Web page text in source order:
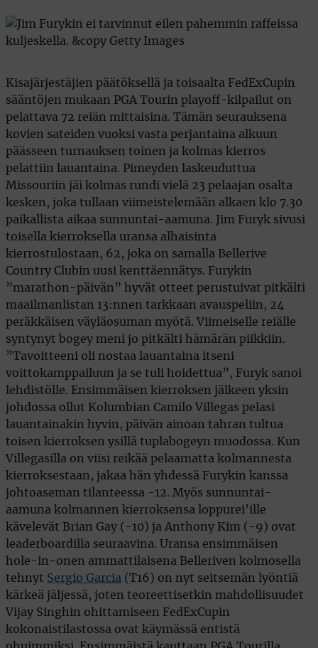
Kisajärjestäjien päätöksellä ja toisaalta FedExCupin
sääntöjen mukaan PGA Tourin playoff-kilpailut on
pelattava 72 reiän mittaisina. Tämän seurauksena
kovien sateiden vuoksi vasta perjantaina alkuun
päässeen turnauksen toinen ja kolmas kierros
pelattiin lauantaina. Pimeyden laskeuduttua
Missouriin jäi kolmas rundi vielä 23 pelaajan osalta
kesken, joka tullaan viimeistelemään alkaen klo 7.30
paikallista aikaa sunnuntai-aamuna. Jim Furyk sivusi
toisella kierroksella uransa alhaisinta
kierrostulostaan, 62, joka on samalla Bellerive
Country Clubin uusi kenttäennätys. Furykin
”marathon-päivän” hyvät otteet perustuivat pitkälti
maailmanlistan 13:nnen tarkkaan avauspeliin, 24
peräkkäisen väyläosuman myötä. Viimeiselle reiälle
syntynyt bogey meni jo pitkälti hämärän piikkiin.
”Tavoitteeni oli nostaa lauantaina itseni
voittokamppailuun ja se tuli hoidettua”, Furyk sanoi
lehdistölle. Ensimmäisen kierroksen jälkeen yksin
johdossa ollut Kolumbian Camilo Villegas pelasi
lauantainakin hyvin, päivän ainoan tahran tultua
toisen kierroksen ysillä tuplabogeyn muodossa. Kun
Villegasilla on viisi reikää pelaamatta kolmannesta
kierroksestaan, jakaa hän yhdessä Furykin kanssa
johtoaseman tilanteessa -12. Myös sunnuntai-
aamuna kolmannen kierroksensa loppurei’ille
kävelevät Brian Gay (-10) ja Anthony Kim (-9) ovat
leaderboardilla seuraavina. Uransa ensimmäisen
hole-in-onen ammattilaisena Belleriven kolmosella
tehnyt Sergio Garcia (T16) on nyt seitsemän lyöntiä
kärkeä jäljessä, joten teoreettisetkin mahdollisuudet
Vijay Singhin ohittamiseen FedExCupin
kokonaistilastossa ovat käymässä entistä